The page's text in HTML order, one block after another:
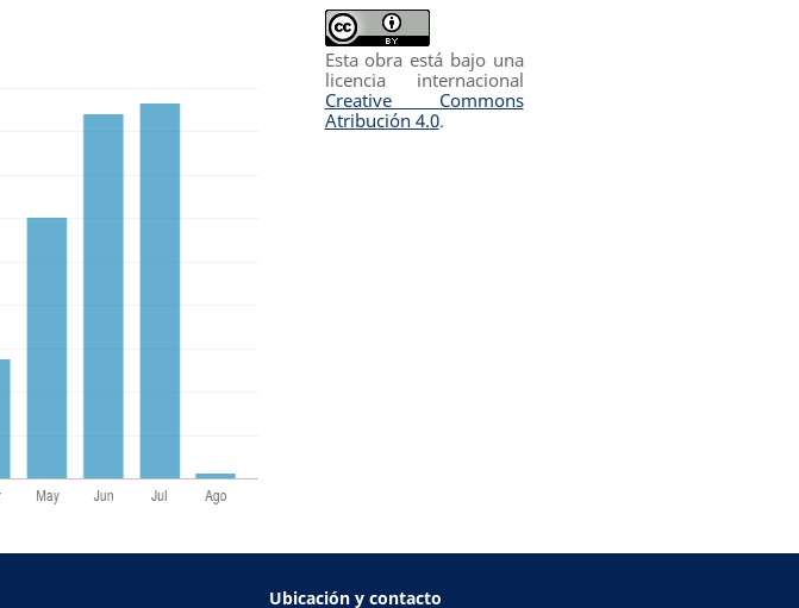
Esta obra está bajo una
licencia internacional
Creative Commons
Atribución 4.0.
Ubicación y contacto